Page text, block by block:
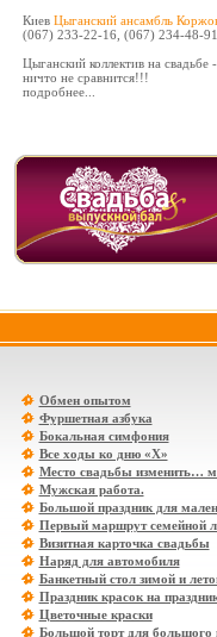
Киев Цыганский ансамбль
(067) 233-22-16, (067) 234-48-
Цыганский коллектив на свадьбе
ничто не сравнится!!!
подробнее...
Обмен опытом
Фуршетная азбука
Бокальная симфония
Все ходы ко дню «Х»
Место свадьбы изменить…
Мужская работа.
Большой праздник для
Первый маршрут семейной
Визитная карточка свадьбы
Наряд для автомобиля
Банкетный стол зимой и
Праздник красок на
Цветочные краски
Большой торт для большого